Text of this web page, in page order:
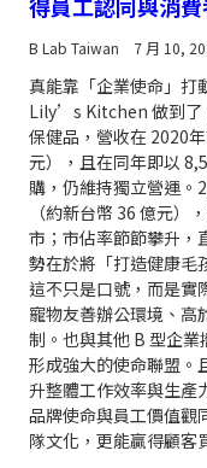
B Lab Taiwan 7 月 10,
真能靠「企業使命」打
Lily’s Kitchen 做到了
保健品，營收在 2020
元），且在同年即以
購，仍維持獨立營運。
（約新台幣 36 億元）
市；市佔率節節攀升，
勢在於將「打造健康毛
這不只是口號，而是實
寵物友善辦公環境、高
制。也與其他 B 型企業
形成強大的使命聯盟。
升整體工作效率與生
品牌使命與員工價值觀
隊文化，更能贏得顧客